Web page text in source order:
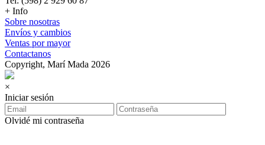
+ Info
Sobre nosotras
Envíos y cambios
Ventas por mayor
Contactanos
Copyright, Marí Mada 2026
×
Iniciar sesión
Olvidé mi contraseña